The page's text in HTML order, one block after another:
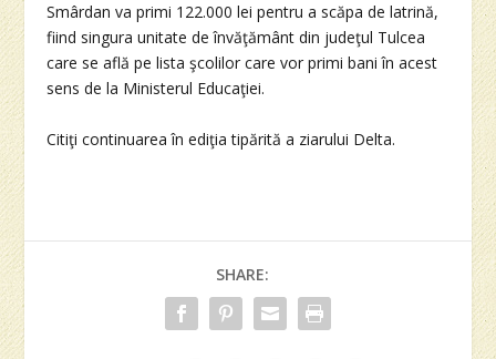
Smârdan va primi 122.000 lei pentru a scăpa de latrină,
fiind singura unitate de învăţământ din judeţul Tulcea
care se află pe lista şcolilor care vor primi bani în acest
sens de la Ministerul Educaţiei.
Citiţi continuarea în ediţia tipărită a ziarului Delta.
SHARE: